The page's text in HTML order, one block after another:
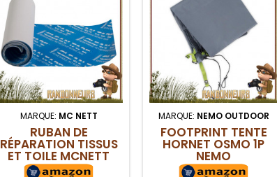
MARQUE: MC NETT
RUBAN DE
RÉPARATION TISSUS
ET TOILE MCNETT
MARQUE: NEMO OUTDOOR
FOOTPRINT TENTE
HORNET OSMO 1P
NEMO